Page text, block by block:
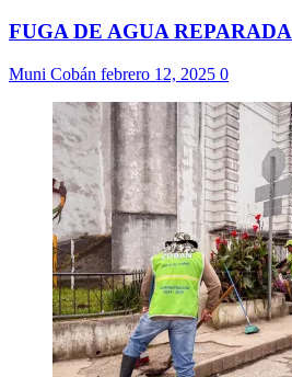
FUGA DE AGUA REPARADA
Muni Cobán febrero 12, 2025 0